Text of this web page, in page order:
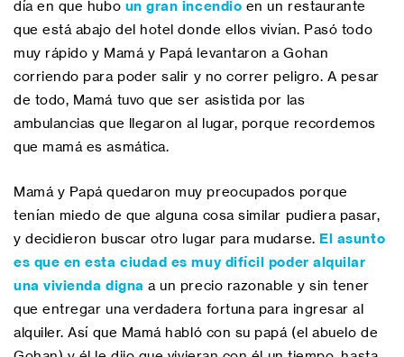
día en que hubo un gran incendio en un restaurante
que está abajo del hotel donde ellos vivían. Pasó todo
muy rápido y Mamá y Papá levantaron a Gohan
corriendo para poder salir y no correr peligro. A pesar
de todo, Mamá tuvo que ser asistida por las
ambulancias que llegaron al lugar, porque recordemos
que mamá es asmática.
Mamá y Papá quedaron muy preocupados porque
tenían miedo de que alguna cosa similar pudiera pasar,
y decidieron buscar otro lugar para mudarse. El asunto
es que en esta ciudad es muy difícil poder alquilar
una vivienda digna a un precio razonable y sin tener
que entregar una verdadera fortuna para ingresar al
alquiler. Así que Mamá habló con su papá (el abuelo de